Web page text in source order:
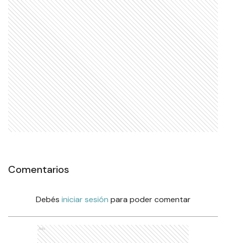
Comentarios
Debés iniciar sesión para poder comentar
Ads